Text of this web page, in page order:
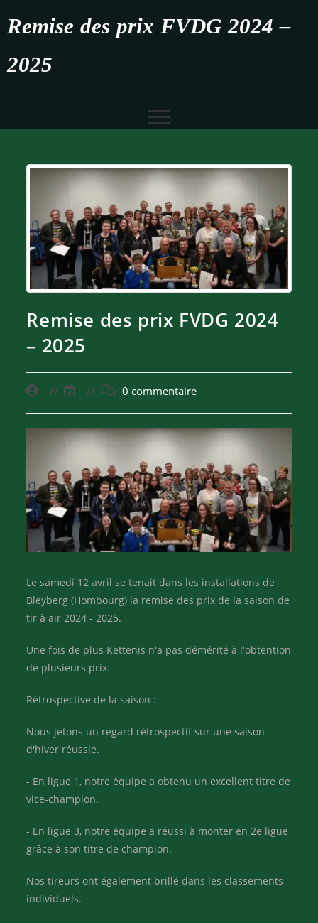
Remise des prix FVDG 2024 –
2025
Remise des prix FVDG 2024
– 2025
0 commentaire
Le samedi 12 avril se tenait dans les installations de
Bleyberg (Hombourg) la remise des prix de la saison de
tir à air 2024 - 2025.
Une fois de plus Kettenis n'a pas démérité à l'obtention
de plusieurs prix.
Rétrospective de la saison :
Nous jetons un regard rétrospectif sur une saison
d'hiver réussie.
- En ligue 1, notre équipe a obtenu un excellent titre de
vice-champion.
- En ligue 3, notre équipe a réussi à monter en 2e ligue
grâce à son titre de champion.
Nos tireurs ont également brillé dans les classements
individuels.